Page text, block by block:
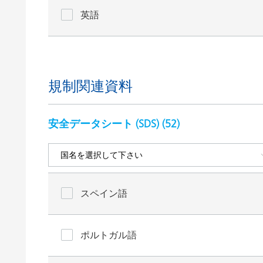
英語
規制関連資料
安全データシート (SDS) (52)
スペイン語
ポルトガル語